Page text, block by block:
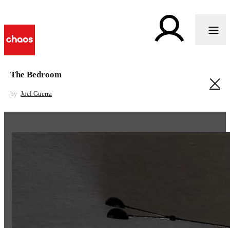
The Bedroom
by Joel Guerra